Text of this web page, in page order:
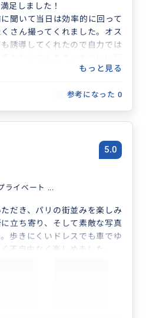
足しました！
聞いて当日は効率的に回って
さん撮ってくれました。オス
誘導してくれたので自力では
とうございました！！
ろしくお願いします。
もっと見る
参考になった 0
5.0
ライベート ...
だき、パリの街並みを楽しみ
立ち寄り、そして素敵な写真
歩きにくいドレスでも車でゆ
不自由なく楽しめました。